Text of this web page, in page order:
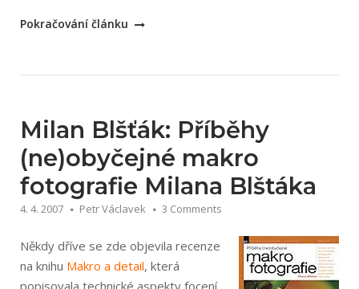
„Dreamstime
Pokračování článku
Milan Blšťák: Příběhy
(ne)obyčejné makro
fotografie Milana Blštáka
4. 4. 2007 Petr Václavek 3 Comments
Někdy dříve se zde objevila recenze
na knihu Makro a detail, která
popisovala technické aspekty focení